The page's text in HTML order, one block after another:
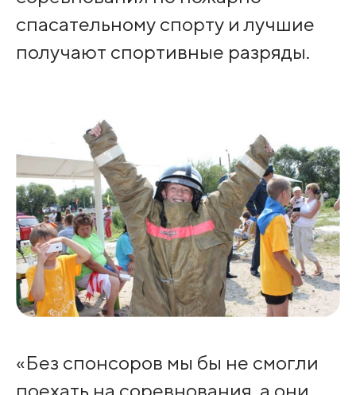
спасательному спорту и лучшие
получают спортивные разряды.
«Без спонсоров мы бы не смогли
поехать на соревнования, а они